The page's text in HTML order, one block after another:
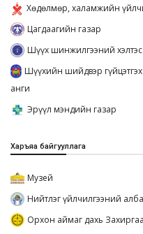
Хөдөлмөр, халамжийн
Цагдаагийн газар
Шүүх шинжилгээний хэлтэс
Шүүхийн шийдвэр
анги
Эрүүл мэндийн газар
Харъяа байгууллага
Музей
Нийтлэг үйлчилгээний алба
Орхон аймаг дахь